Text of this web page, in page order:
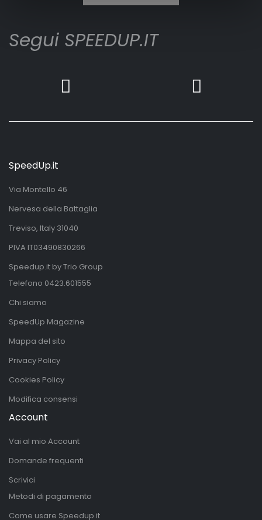
Segui SPEEDUP.IT
SpeedUp.it
Via Montello 46
Nervesa della Battaglia
Treviso, Italy 31040
PIVA IT03490830266
Speedup.it by Trio Group
Telefono 0423.601555
Chi siamo
SpeedUp Magazine
Mappa del sito
Privacy Policy
Cookies Policy
Modifica consensi
Account
Vai al mio Account
Domande frequenti
Scrivici
Metodi di pagamento
Come usare Speedup.it